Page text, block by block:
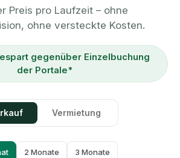
Preis pro Laufzeit – ohne
ohne versteckte Kosten.
gegenüber Einzelbuchung
der Portale*
Vermietung
2 Monate 3 Monate